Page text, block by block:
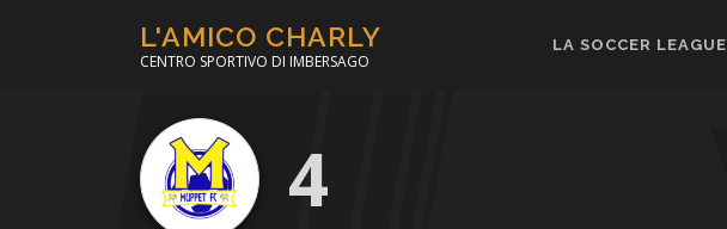
L'AMICO CHARLY
CENTRO SPORTIVO DI IMBERSAGO
LA SOCCER LEAGUE
4